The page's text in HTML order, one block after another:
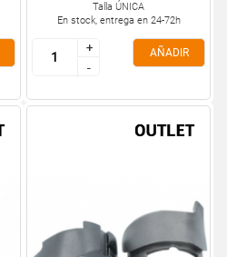
Talla ÚNICA
En stock, entrega en 24-72h
+
-
+
-
AÑADIR